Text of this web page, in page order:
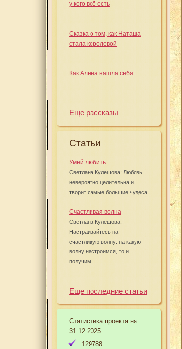
у кого всё есть
Сказка о том, как Наташа
стала королевой
Как Алена нашла себя
Еще рассказы
Статьи
Умей любить
Светлана Кулешова: Любовь
невероятно целительна и
творит самые большие чудеса
Счастливая волна
Светлана Кулешова:
Настраивайтесь на
счастливую волну: на какую
волну настроимся, то и
получим
Еще последние статьи
Статистика проекта на
31.12.2025
129788